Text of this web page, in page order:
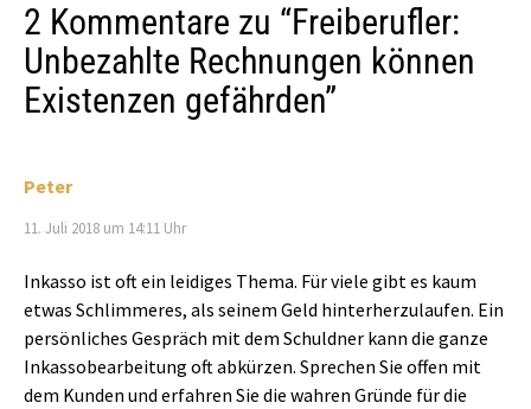
2 Kommentare zu “Freiberufler:
Unbezahlte Rechnungen können
Existenzen gefährden”
Peter
11. Juli 2018 um 14:11 Uhr
Inkasso ist oft ein leidiges Thema. Für viele gibt es kaum
etwas Schlimmeres, als seinem Geld hinterherzulaufen. Ein
persönliches Gespräch mit dem Schuldner kann die ganze
Inkassobearbeitung oft abkürzen. Sprechen Sie offen mit
dem Kunden und erfahren Sie die wahren Gründe für die